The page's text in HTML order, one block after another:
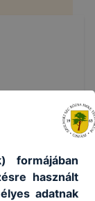
formájában
használt
adatnak